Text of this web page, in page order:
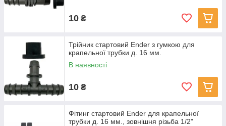
10 ₴
Трійник стартовий Ender з гумкою для
крапельної трубки д. 16 мм.
В наявності
10 ₴
Фітинг стартовий Ender для крапельної
трубки д. 16 мм., зовнішня різьба 1/2"